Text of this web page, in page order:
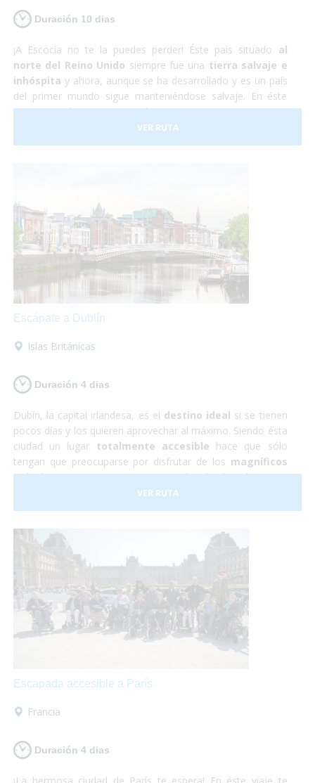
Duración 10 dias
¡A Escocia no te la puedes perder! Éste país situado al
norte del Reino Unido siempre fue una tierra salvaje e
inhóspita y ahora, aunque se ha desarrollado y es un país
del primer mundo sigue manteniéndose salvaje. En éste
viaje nos adentraremos en la autentica Escocia y no nos
perderemos nada de nada. ¡Así que vámonos ya! ¡No te lo
pienses más, te aseguramos que te encantará!Sólo
VER RUTA
Escápate a Dublín
Islas Británicas
Duración 4 dias
Dubín, la capital irlandesa, es el destino ideal si se tienen
pocos días y los quieren aprovechar al máximo. Siendo ésta
ciudad un lugar totalmente accesible hace que sólo
tengan que preocuparse por disfrutar de los magníficos
paisajes y monumentosque te brinda éste hermoso
país. Durante éste viaje a Irlanda tendrás la oportunidad de
conocer los imponentesAcantilados de Moher,
esconde la famosa
VER RUTA
Escapada accesible a París
Francia
Duración 4 dias